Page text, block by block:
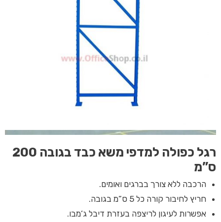
רגל כפולה למדפי משא כבד
בגובה 200
ס”מ
הרכבה ללא צורך בברגים ואומים.
חריץ לחיבור קורה כל 5 ס”מ בגובה.
אפשרות לעיגון לריצפה בעזרת דיבל ג’מבו.